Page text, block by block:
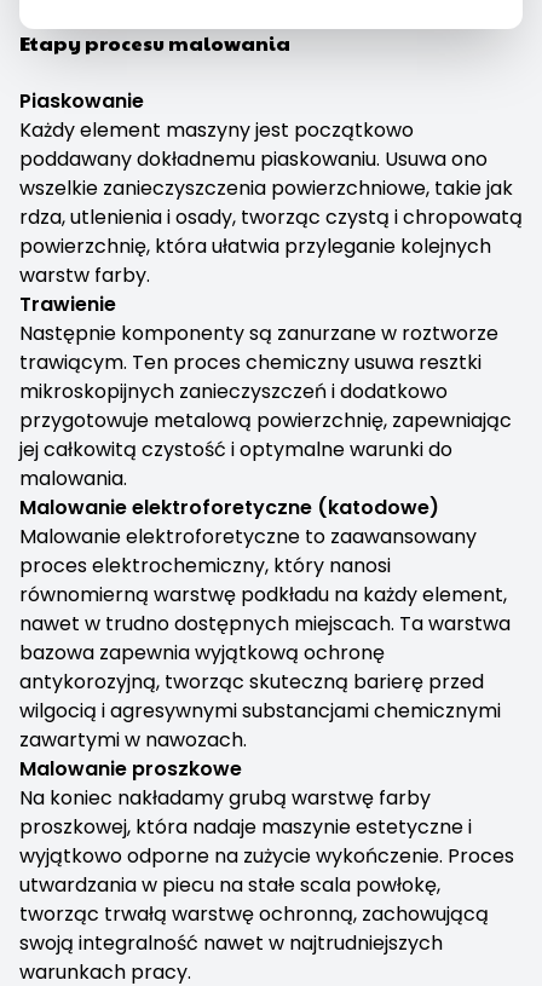
Etapy procesu malowania
Piaskowanie
Każdy element maszyny jest początkowo
poddawany dokładnemu piaskowaniu. Usuwa ono
wszelkie zanieczyszczenia powierzchniowe, takie jak
rdza, utlenienia i osady, tworząc czystą i chropowatą
powierzchnię, która ułatwia przyleganie kolejnych
warstw farby.
Trawienie
Następnie komponenty są zanurzane w roztworze
trawiącym. Ten proces chemiczny usuwa resztki
mikroskopijnych zanieczyszczeń i dodatkowo
przygotowuje metalową powierzchnię, zapewniając
jej całkowitą czystość i optymalne warunki do
malowania.
Malowanie elektroforetyczne (katodowe)
Malowanie elektroforetyczne to zaawansowany
proces elektrochemiczny, który nanosi
równomierną warstwę podkładu na każdy element,
nawet w trudno dostępnych miejscach. Ta warstwa
bazowa zapewnia wyjątkową ochronę
antykorozyjną, tworząc skuteczną barierę przed
wilgocią i agresywnymi substancjami chemicznymi
zawartymi w nawozach.
Malowanie proszkowe
Na koniec nakładamy grubą warstwę farby
proszkowej, która nadaje maszynie estetyczne i
wyjątkowo odporne na zużycie wykończenie. Proces
utwardzania w piecu na stałe scala powłokę,
tworząc trwałą warstwę ochronną, zachowującą
swoją integralność nawet w najtrudniejszych
warunkach pracy.